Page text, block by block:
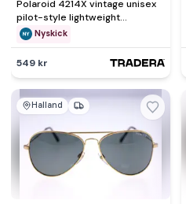
Polaroid 4214X vintage unisex
pilot-style lightweight
polarising sunglasses-NEW
Nyskick
549 kr
Halland